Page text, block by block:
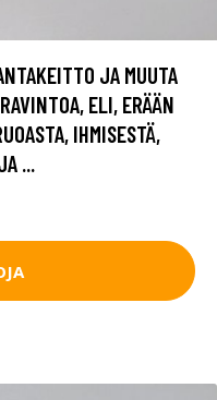
JA MUUTA
ELI, ERÄÄN
IHMISESTÄ,
...